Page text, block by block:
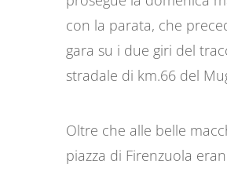
con la parata, che
gara su i due giri del
stradale di km.66 del
Oltre che alle belle
piazza di Firenzuola